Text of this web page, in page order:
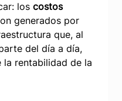
los costos
generados por
que, al
del día a día,
la rentabilidad de la